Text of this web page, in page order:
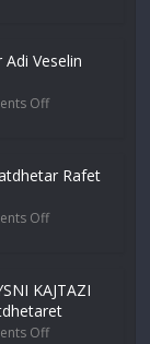
Veselin
Off
Rafet
Off
KAJTAZI
Off